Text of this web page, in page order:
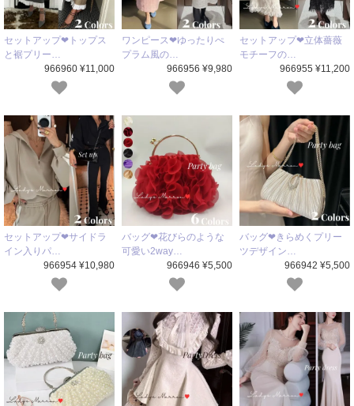
セットアップ❤トップス
と裾プリー…
966960 ¥11,000
ワンピース❤ゆったりぺ
プラム風の…
966956 ¥9,980
セットアップ❤立体薔薇
モチーフの…
966955 ¥11,200
セットアップ❤サイドラ
イン入りパ…
966954 ¥10,980
バッグ❤花びらのような
可愛い2way…
966946 ¥5,500
バッグ❤きらめくプリー
ツデザイン…
966942 ¥5,500